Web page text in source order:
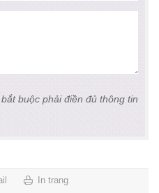
buộc phải điền đủ thông tin
In trang